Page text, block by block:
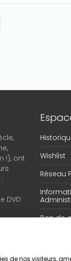
!), ont
DVD
Wishlist
Réseau
Bon de
de nos visiteurs,